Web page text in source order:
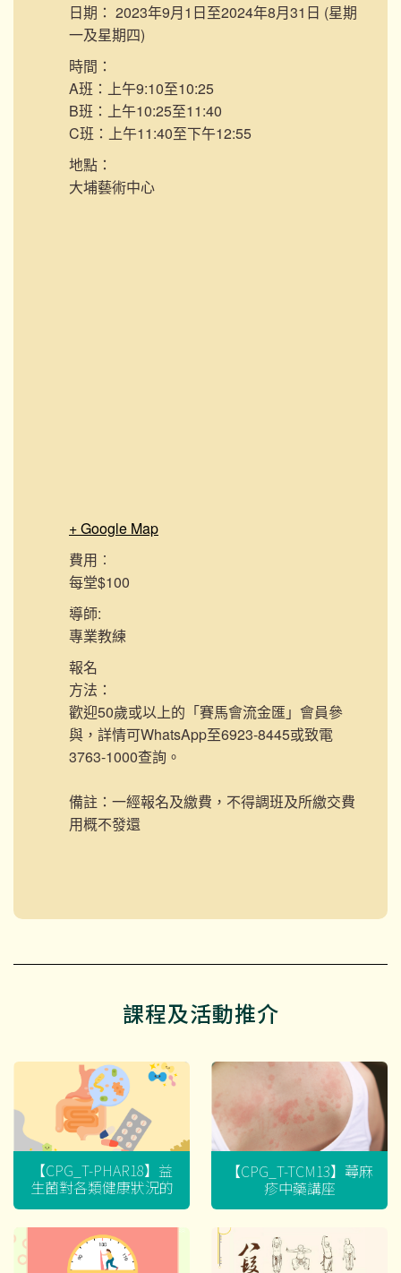
日期： 2023年9月1日至2024年8月31日 (星期
一及星期四)
時間：
A班：上午9:10至10:25
B班：上午10:25至11:40
C班：上午11:40至下午12:55
地點：
大埔藝術中心
+ Google Map
費用︰
每堂$100
導師:
專業教練
報名
方法：
歡迎50歲或以上的「賽馬會流金匯」會員參
與，詳情可WhatsApp至6923-8445或致電
3763-1000查詢。
備註：一經報名及繳費，不得調班及所繳交費
用概不發還
課程及活動推介
【CPG_T-PHAR18】益
生菌對各類健康狀況的
迷思
【CPG_T-TCM13】蕁麻
疹中藥講座